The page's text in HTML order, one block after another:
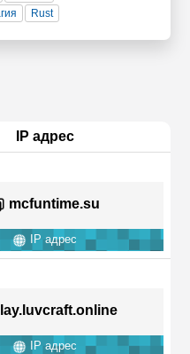
Rust
IP адрес
mcfuntime.su
IP адрес
IP адрес